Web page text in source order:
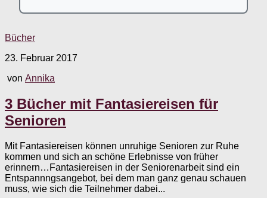
Bücher
23. Februar 2017
von Annika
3 Bücher mit Fantasiereisen für
Senioren
Mit Fantasiereisen können unruhige Senioren zur Ruhe
kommen und sich an schöne Erlebnisse von früher
erinnern…Fantasiereisen in der Seniorenarbeit sind ein
Entspannngsangebot, bei dem man ganz genau schauen
muss, wie sich die Teilnehmer dabei...